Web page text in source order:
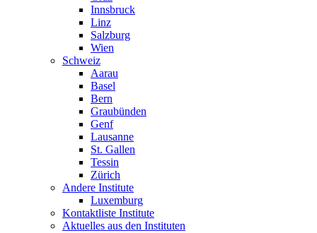
Innsbruck
Linz
Salzburg
Wien
Schweiz
Aarau
Basel
Bern
Graubünden
Genf
Lausanne
St. Gallen
Tessin
Zürich
Andere Institute
Luxemburg
Kontaktliste Institute
Aktuelles aus den Instituten